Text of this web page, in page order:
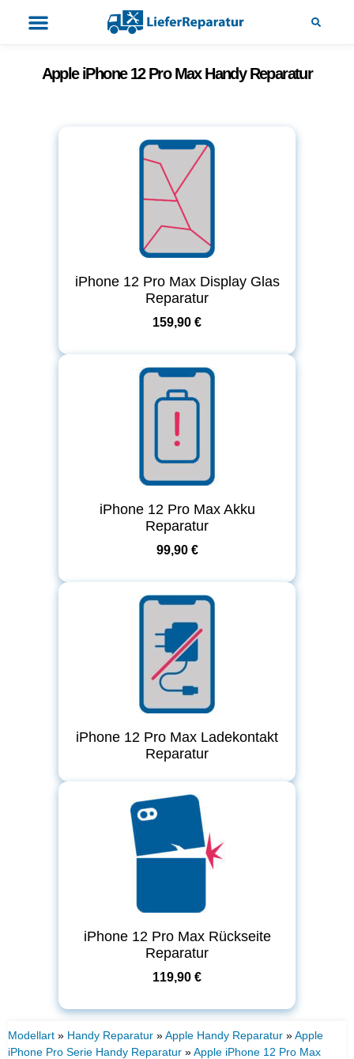
Apple iPhone 12 Pro Max Handy Reparatur
iPhone 12 Pro Max Display Glas
Reparatur
159,90 €
iPhone 12 Pro Max Akku
Reparatur
99,90 €
iPhone 12 Pro Max Ladekontakt
Reparatur
iPhone 12 Pro Max Rückseite
Reparatur
119,90 €
Modellart » Handy Reparatur »Apple Handy Reparatur »Apple
iPhone Pro Serie Handy Reparatur »Apple iPhone 12 Pro Max